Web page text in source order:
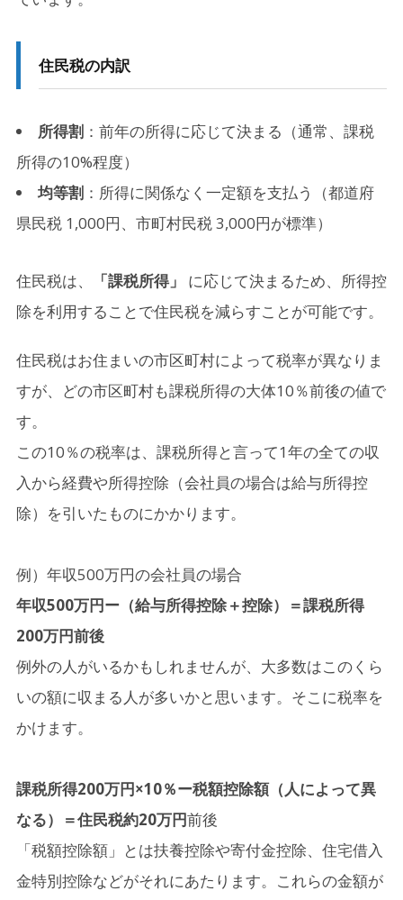
住民税の内訳
所得割：前年の所得に応じて決まる（通常、課税
所得の10%程度）
均等割：所得に関係なく一定額を支払う（都道府
県民税 1,000円、市町村民税 3,000円が標準）
住民税は、 「課税所得」
に応じて決まるため、所得控
除を利用することで住民税を減らすことが可能です。
住民税はお住まいの市区町村によって税率が異なりま
すが、どの市区町村も課税所得の大体10％前後の値で
す。
この10％の税率は、課税所得と言って1年の全ての収
入から経費や所得控除（会社員の場合は給与所得控
除）を引いたものにかかります。
例）年収500万円の会社員の場合
年収500万円ー（給与所得控除＋控除）＝課税所得
200万円前後
例外の人がいるかもしれませんが、大多数はこのくら
いの額に収まる人が多いかと思います。そこに税率を
かけます。
課税所得200万円×10％ー税額控除額（人によって異
なる）＝住民税約20万円前後
「税額控除額」とは扶養控除や寄付金控除、住宅借入
金特別控除などがそれにあたります。これらの金額が